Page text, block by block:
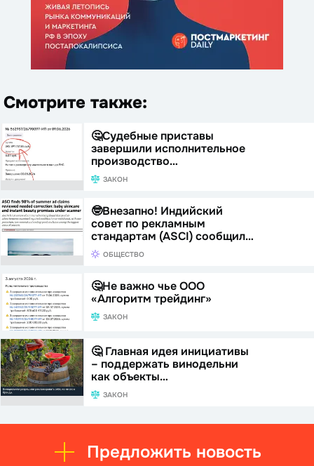
Смотрите также:
🤔Судебные приставы
завершили исполнительное
производство…
ЗАКОН
🤓Внезапно! Индийский
совет по рекламным
стандартам (ASCI) сообщил…
ОБЩЕСТВО
🤔Не важно чье ООО
«Алгоритм трейдинг»
ЗАКОН
🤔 Главная идея инициативы
– поддержать винодельни
как объекты…
ЗАКОН
Предложить новость